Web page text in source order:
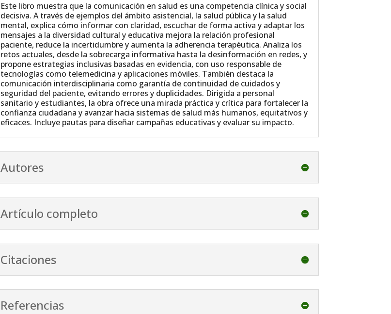
Este libro muestra que la comunicación en salud es una competencia clínica y social
decisiva. A través de ejemplos del ámbito asistencial, la salud pública y la salud
mental, explica cómo informar con claridad, escuchar de forma activa y adaptar los
mensajes a la diversidad cultural y educativa mejora la relación profesional
paciente, reduce la incertidumbre y aumenta la adherencia terapéutica. Analiza los
retos actuales, desde la sobrecarga informativa hasta la desinformación en redes, y
propone estrategias inclusivas basadas en evidencia, con uso responsable de
tecnologías como telemedicina y aplicaciones móviles. También destaca la
comunicación interdisciplinaria como garantía de continuidad de cuidados y
seguridad del paciente, evitando errores y duplicidades. Dirigida a personal
sanitario y estudiantes, la obra ofrece una mirada práctica y crítica para fortalecer la
confianza ciudadana y avanzar hacia sistemas de salud más humanos, equitativos y
eficaces. Incluye pautas para diseñar campañas educativas y evaluar su impacto.
Autores
Artículo completo
Citaciones
Referencias